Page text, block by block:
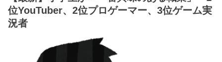
位YouTuber、2位プロゲーマー、3位ゲーム実
況者